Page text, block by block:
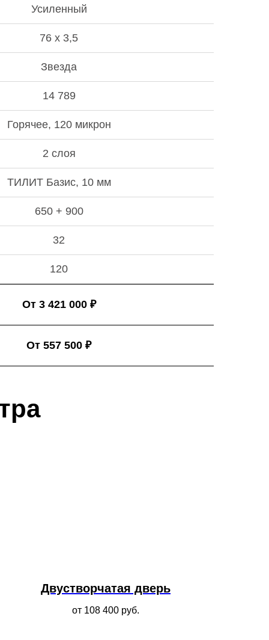
Усиленный
76 х 3,5
Звезда
14 789
Горячее, 120 микрон
2 слоя
ТИЛИТ Базис, 10 мм
650 + 900
32
120
От 3 421 000 ₽
От 557 500 ₽
Двустворчатая дверь
от 108 400 руб.